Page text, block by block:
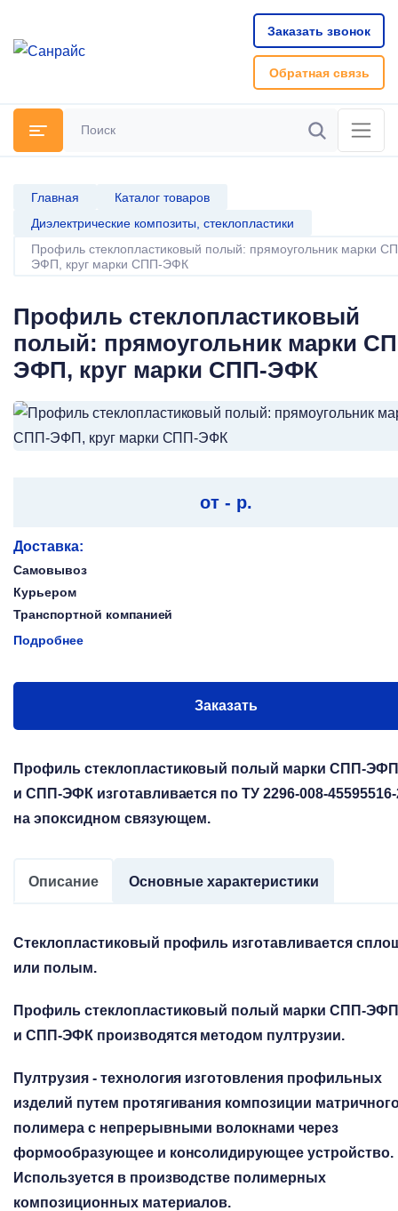
Заказать звонок
Обратная связь
Найти
Главная
Каталог товаров
Диэлектрические композиты, стеклопластики
Профиль стеклопластиковый полый: прямоугольник марки
ЭФП, круг марки СПП-ЭФК
Профиль стеклопластиковый
полый: прямоугольник марки
ЭФП, круг марки СПП-ЭФК
от - р.
Доставка:
Самовывоз
Курьером
Транспортной компанией
Подробнее
Заказать
Профиль стеклопластиковый полый марки СПП-ЭФП
и СПП-ЭФК изготавливается по ТУ 2296-008-45595516-
на эпоксидном связующем.
Описание Основные характеристики
Стеклопластиковый профиль изготавливается
или полым.
Профиль стеклопластиковый полый маркиСПП-ЭФП
и СПП-ЭФКпроизводятся методом пултрузии.
Пултрузия - технология изготовления профильных
изделий путем протягивания композиции
полимера с непрерывными волокнами через
формообразующее и консолидирующее устройство.
Используется в производстве полимерных
композиционных материалов.